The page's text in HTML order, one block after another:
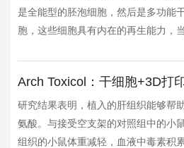
是全能型的胚泡细胞，然后是多功能
胞，这些细胞具有内在的再生能力，
Arch Toxicol：干细胞+3D打
研究结果表明，植入的肝组织能够帮
氨酸。与接受空支架的对照组中的小
组织的小鼠体重减轻，血液中毒素积